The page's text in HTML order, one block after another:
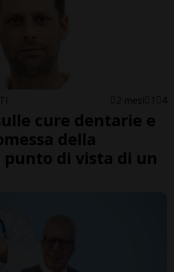
2 mesi 1 4
cure dentarie e
della
di vista di un